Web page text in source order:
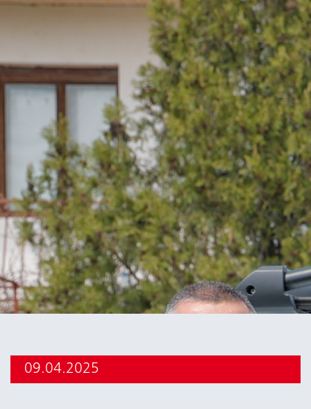
09.04.2025